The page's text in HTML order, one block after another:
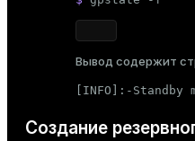
Вывод содержит
[INFO]:-
Создание